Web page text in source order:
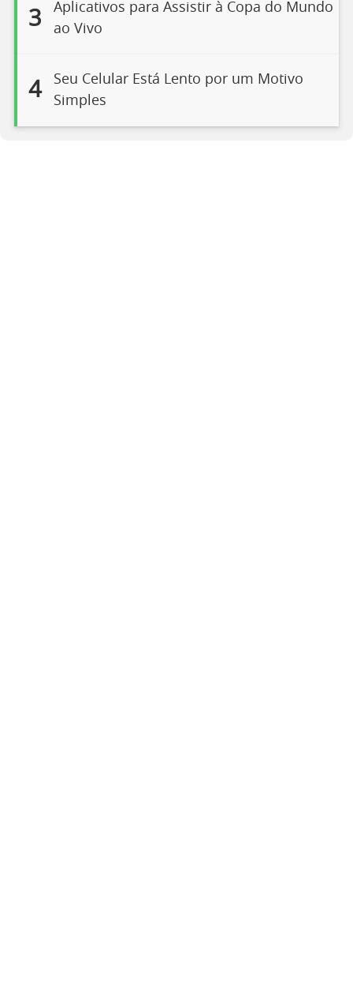
3
Aplicativos para Assistir à Copa do Mundo
ao Vivo
4
Seu Celular Está Lento por um Motivo
Simples